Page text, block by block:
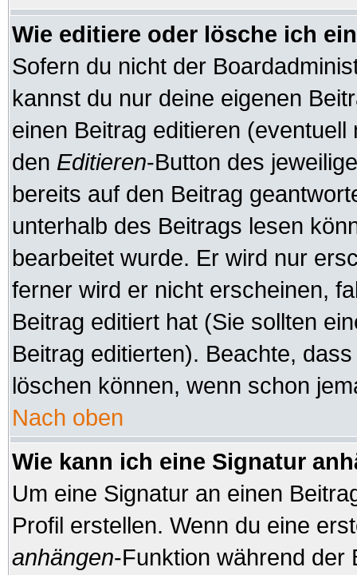
Wie editiere oder lösche ich
Sofern du nicht der
kannst du nur deine eigenen
einen Beitrag editieren
den Editieren-Button des
bereits auf den Beitrag
unterhalb des Beitrags lesen
bearbeitet wurde. Er wird nur
ferner wird er nicht erscheinen,
Beitrag editiert hat (Sie sollten
Beitrag editierten). Beachte,
löschen können, wenn schon
Nach oben
Wie kann ich eine Signatur
Um eine Signatur an einen
Profil erstellen. Wenn du eine
anhängen-Funktion während der